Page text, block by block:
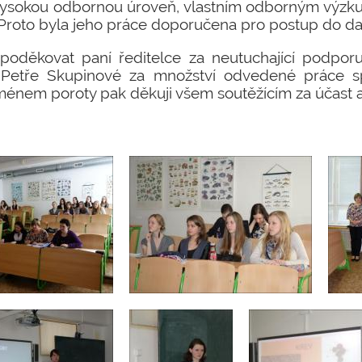
odbornou úroveň, vlastním odborným
byla jeho práce doporučena pro postup do
paní ředitelce za neutuchající
Skupinové za množství odvedené práce
poroty pak děkuji všem soutěžícím za účast